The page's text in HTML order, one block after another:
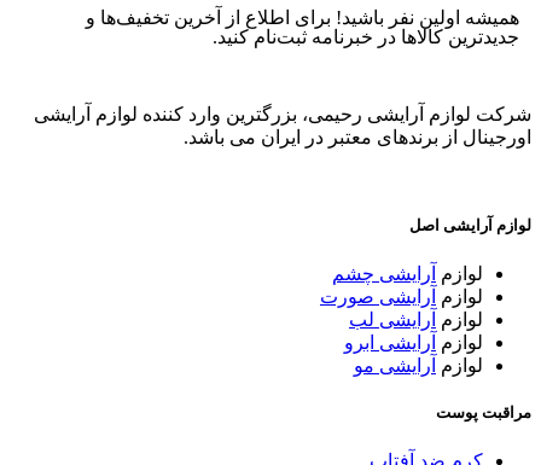
همیشه اولین نفر باشید! برای اطلاع از آخرین تخفیف‌ها و
جدیدترین کالاها در خبرنامه ثبت‌نام کنید.
شرکت لوازم آرایشی رحیمی، بزرگترین وارد کننده لوازم آرایشی
اورجینال از برندهای معتبر در ایران می باشد.
لوازم آرایشی اصل
لوازم آرایشی چشم
لوازم آرایشی صورت
لوازم آرایشی لب
لوازم آرایشی ابرو
لوازم آرایشی مو
مراقبت پوست